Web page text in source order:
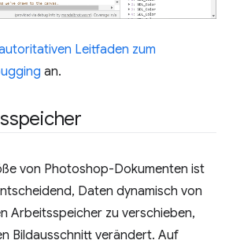
Leitfaden zum
an.
von Photoshop-Dokumenten ist
Daten dynamisch von
Arbeitsspeicher zu verschieben,
Bildausschnitt verändert. Auf